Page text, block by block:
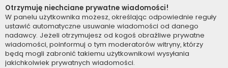
Otrzymuję niechciane prywatne wiadomości!
W panelu użytkownika możesz, określając odpowiednie reguły
ustawić automatyczne usuwanie wiadomości od danego
nadawcy. Jeżeli otrzymujesz od kogoś obraźliwe prywatne
wiadomości, poinformuj o tym moderatorów witryny, którzy
będą mogli zabronić takiemu użytkownikowi wysyłania
jakichkolwiek prywatnych wiadomości.